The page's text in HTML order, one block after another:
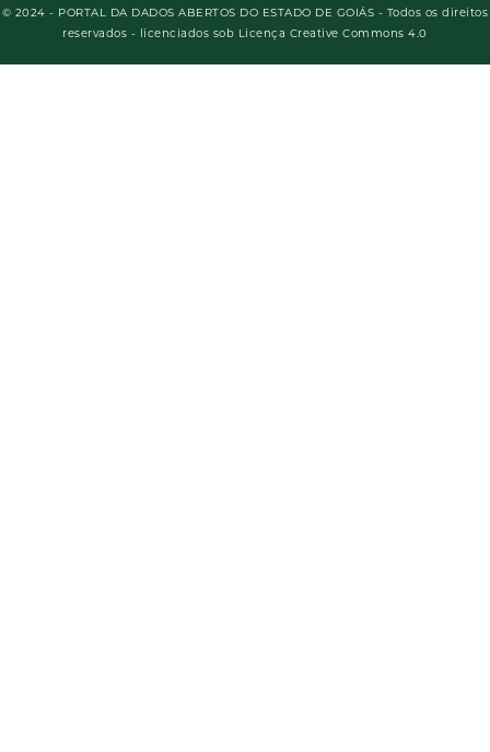
© 2024 - PORTAL DA DADOS ABERTOS DO ESTADO DE GOIÁS - Todos os direitos
reservados - licenciados sob Licença Creative Commons 4.0